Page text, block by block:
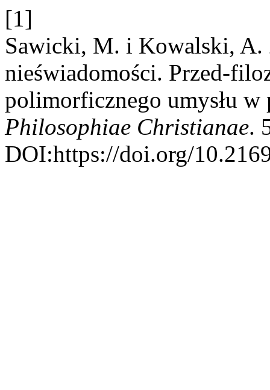
[1]
Sawicki, M. i Kowalski, A.
nieświadomości. Przed-
polimorficznego umysłu
Philosophiae Christianae.
DOI:https://doi.org/